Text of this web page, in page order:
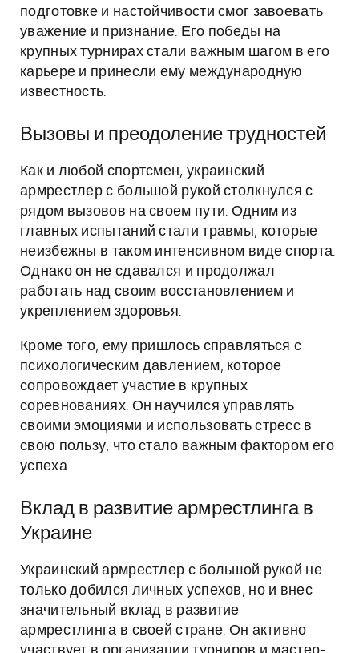
подготовке и настойчивости смог завоевать
уважение и признание. Его победы на
крупных турнирах стали важным шагом в его
карьере и принесли ему международную
известность.
Вызовы и преодоление трудностей
Как и любой спортсмен, украинский
армрестлер с большой рукой столкнулся с
рядом вызовов на своем пути. Одним из
главных испытаний стали травмы, которые
неизбежны в таком интенсивном виде спорта.
Однако он не сдавался и продолжал
работать над своим восстановлением и
укреплением здоровья.
Кроме того, ему пришлось справляться с
психологическим давлением, которое
сопровождает участие в крупных
соревнованиях. Он научился управлять
своими эмоциями и использовать стресс в
свою пользу, что стало важным фактором его
успеха.
Вклад в развитие армрестлинга в
Украине
Украинский армрестлер с большой рукой не
только добился личных успехов, но и внес
значительный вклад в развитие
армрестлинга в своей стране. Он активно